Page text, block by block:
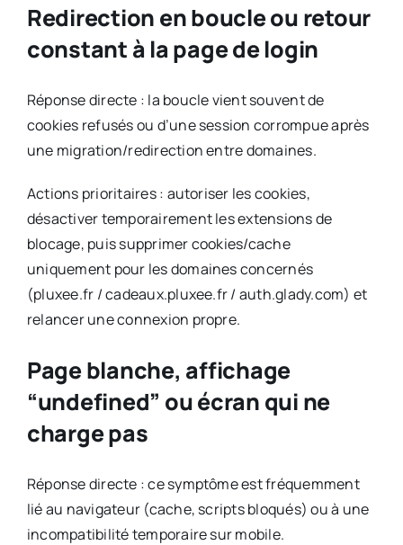
Redirection en boucle ou retour
constant à la page de login
Réponse directe : la boucle vient souvent de
cookies refusés ou d’une session corrompue après
une migration/redirection entre domaines.
Actions prioritaires : autoriser les cookies,
désactiver temporairement les extensions de
blocage, puis supprimer cookies/cache
uniquement pour les domaines concernés
(pluxee.fr / cadeaux.pluxee.fr / auth.glady.com) et
relancer une connexion propre.
Page blanche, affichage
“undefined” ou écran qui ne
charge pas
Réponse directe : ce symptôme est fréquemment
lié au navigateur (cache, scripts bloqués) ou à une
incompatibilité temporaire sur mobile.